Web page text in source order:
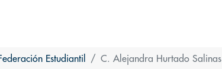
Estudiantil C. Alejandra Hurtado Salinas